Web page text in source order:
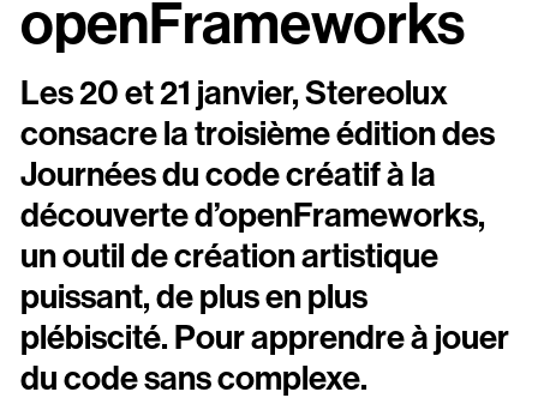
openFrameworks
Les 20 et 21 janvier, Stereolux
consacre la troisième édition des
Journées du code créatif à la
découverte d’openFrameworks,
un outil de création artistique
puissant, de plus en plus
plébiscité. Pour apprendre à jouer
du code sans complexe.
Infos pratiques
Scopitone
Accessibilité
Prévention des violences et signalement
Association Songo
Résidences
Espace pro